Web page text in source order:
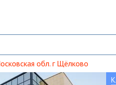
обл. г Щёлково